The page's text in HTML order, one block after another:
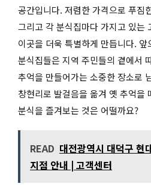
공간입니다. 저렴한 가격으로 푸짐
그리고 각 분식집마다 가지고 있는
이곳을 더욱 특별하게 만듭니다. 앞
분식집들은 지역 주민들의 곁에서
추억을 만들어가는 소중한 장소로
창현리로 발걸음을 옮겨 옛 추억을
분식을 즐겨보는 것은 어떨까요?
READ 대전광역시 대덕구 현
지점 안내 | 고객센터